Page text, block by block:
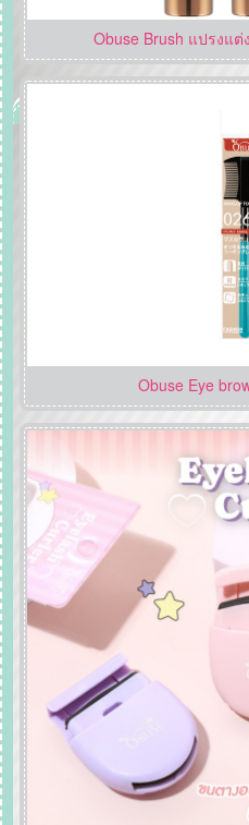
Obuse Brush แปรง
Obuse Eye